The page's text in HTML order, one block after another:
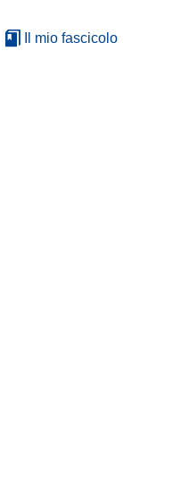
Il mio fascicolo